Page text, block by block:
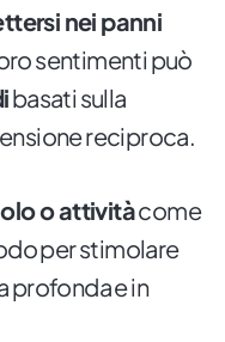
nei panni
sentimenti può
basati sulla
reciproca.
o attivitàcome
per stimolare
profonda e in